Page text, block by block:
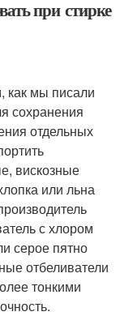
при стирке
как мы писали
сохранения
отдельных
вискозные
или льна
с хлором
серое пятно
отбеливатели
тонкими